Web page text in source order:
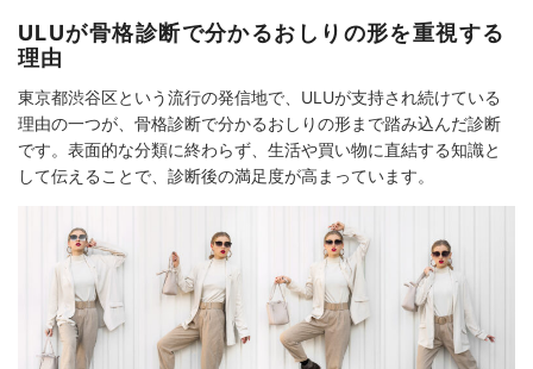
ULUが骨格診断で分かるおしりの形を重視する
理由
東京都渋谷区という流行の発信地で、ULUが支持され続けている
理由の一つが、骨格診断で分かるおしりの形まで踏み込んだ診断
です。表面的な分類に終わらず、生活や買い物に直結する知識と
して伝えることで、診断後の満足度が高まっています。